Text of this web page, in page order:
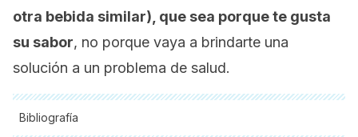
otra bebida similar), que sea porque te gusta
su sabor, no porque vaya a brindarte una
solución a un problema de salud.
Bibliografía